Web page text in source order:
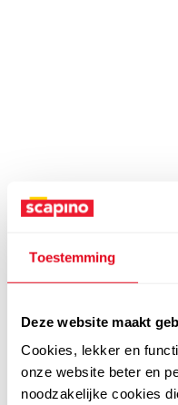
Toestemming
Deze website maakt
Cookies, lekker en
onze website beter en
noodzakelijke cookies